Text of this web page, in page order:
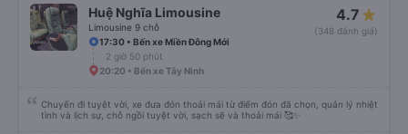
Huệ Nghĩa Limousine
Limousine 9 chỗ
4.7
(348 đánh giá)
17:30 • Bến xe Miền Đông Mới
2 giờ 50 phút
20:20 • Bến xe Tây Ninh
Chuyến đi tuyệt vời, xe đưa đón thoải mái từ điểm đón đã chọn, quản lý nhiệt
tình và lịch sự, chỗ ngồi tuyệt vời, sạch sẽ và thoải mái 🥰✨